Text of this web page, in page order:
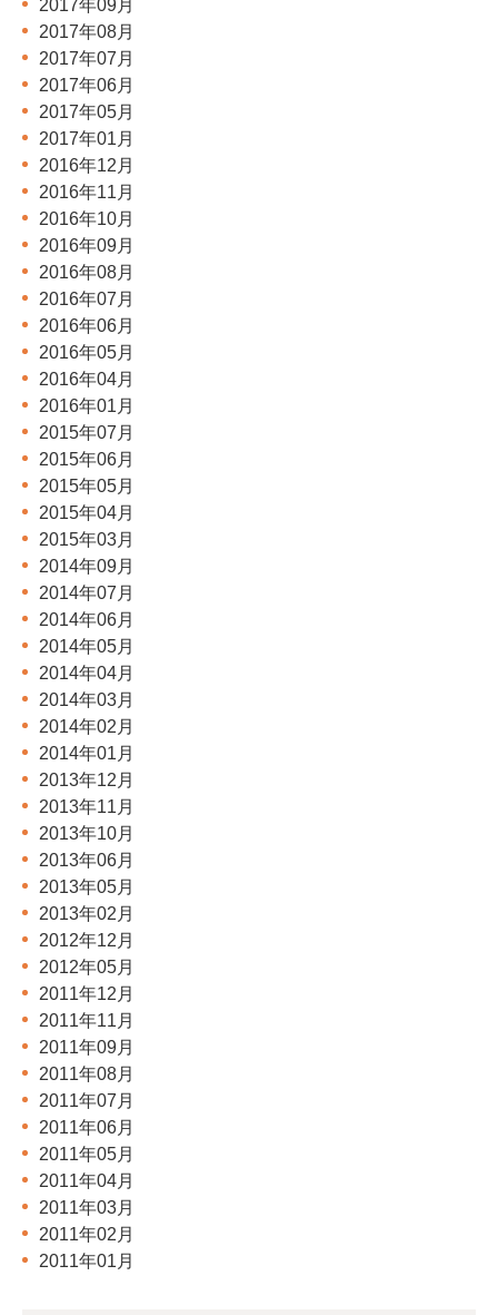
2017年09月
2017年08月
2017年07月
2017年06月
2017年05月
2017年01月
2016年12月
2016年11月
2016年10月
2016年09月
2016年08月
2016年07月
2016年06月
2016年05月
2016年04月
2016年01月
2015年07月
2015年06月
2015年05月
2015年04月
2015年03月
2014年09月
2014年07月
2014年06月
2014年05月
2014年04月
2014年03月
2014年02月
2014年01月
2013年12月
2013年11月
2013年10月
2013年06月
2013年05月
2013年02月
2012年12月
2012年05月
2011年12月
2011年11月
2011年09月
2011年08月
2011年07月
2011年06月
2011年05月
2011年04月
2011年03月
2011年02月
2011年01月